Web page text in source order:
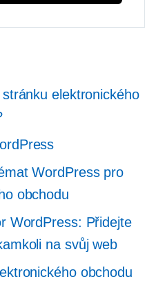
elektronického
WordPress pro
obchodu
WordPress: Přidejte
na svůj web
obchodu